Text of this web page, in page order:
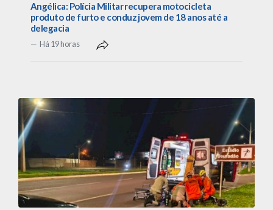
Angélica: Polícia Militar recupera motocicleta
produto de furto e conduz jovem de 18 anos até a
delegacia
Há 19 horas